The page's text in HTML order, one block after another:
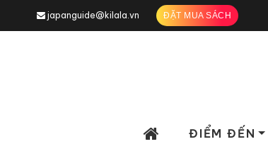
japanguide@kilala.vn ĐẶT MUA SÁCH
ĐIỂM ĐẾN